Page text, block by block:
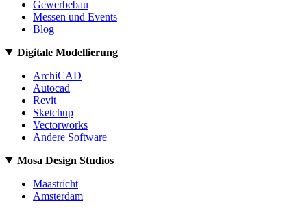
Gewerbebau
Messen und Events
Blog
Digitale Modellierung
ArchiCAD
Autocad
Revit
Sketchup
Vectorworks
Andere Software
Mosa Design Studios
Maastricht
Amsterdam